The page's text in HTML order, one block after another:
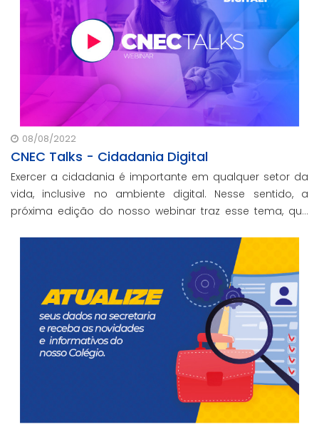
08/08/2022
CNEC Talks - Cidadania Digital
Exercer a cidadania é importante em qualquer setor da
vida, inclusive no ambiente digital. Nesse sentido, a
próxima edição do nosso webinar traz esse tema, que
unidades de Educação básica da rede por meio